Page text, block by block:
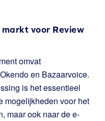
voor Review
omvat
en Bazaarvoice.
is het essentieel
mogelijkheden voor het
maar ook naar de e-